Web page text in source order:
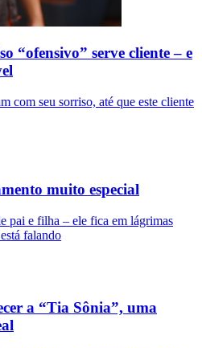
“ofensivo” serve cliente – e
com seu sorriso, até que este cliente
muito especial
pai e filha – ele fica em lágrimas
falando
a “Tia Sônia”, uma